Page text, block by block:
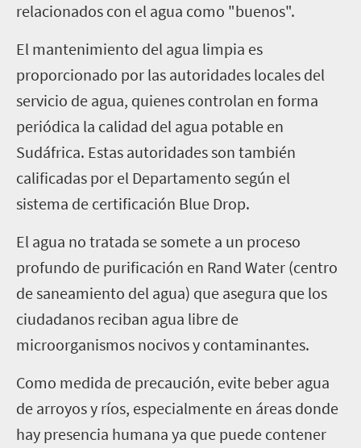
relacionados con el agua como "buenos".
El mantenimiento del agua limpia es
proporcionado por las autoridades locales del
servicio de agua, quienes controlan en forma
periódica la calidad del agua potable en
Sudáfrica. Estas autoridades son también
calificadas por el Departamento según el
sistema de certificación Blue Drop.
El agua no tratada se somete a un proceso
profundo de purificación en Rand Water (centro
de saneamiento del agua) que asegura que los
ciudadanos reciban agua libre de
microorganismos nocivos y contaminantes.
Como medida de precaución, evite beber agua
de arroyos y ríos, especialmente en áreas donde
hay presencia humana ya que puede contener